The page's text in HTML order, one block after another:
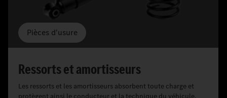
Pièces d'usure
Ressorts et amortisseurs
Les ressorts et les amortisseurs absorbent toute charge et